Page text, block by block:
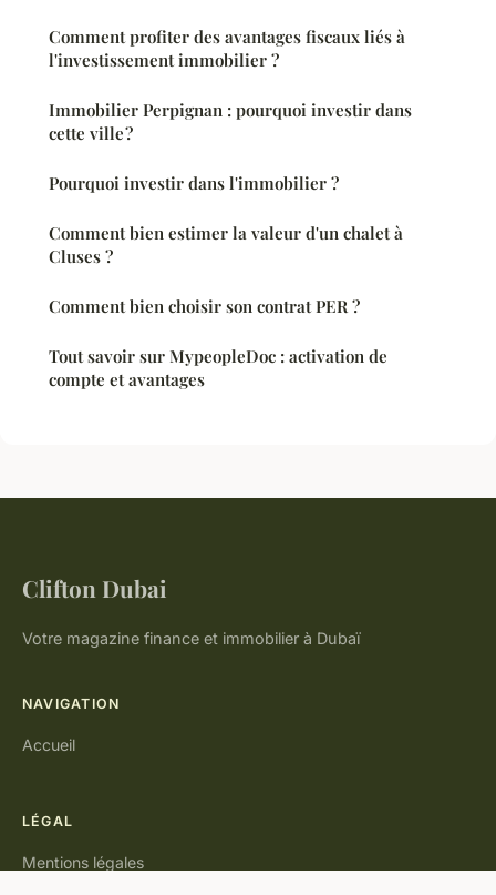
Comment profiter des avantages fiscaux liés à
l'investissement immobilier ?
Immobilier Perpignan : pourquoi investir dans
cette ville ?
Pourquoi investir dans l'immobilier ?
Comment bien estimer la valeur d'un chalet à
Cluses ?
Comment bien choisir son contrat PER ?
Tout savoir sur MypeopleDoc : activation de
compte et avantages
Clifton Dubai
Votre magazine finance et immobilier à Dubaï
NAVIGATION
Accueil
LÉGAL
Mentions légales